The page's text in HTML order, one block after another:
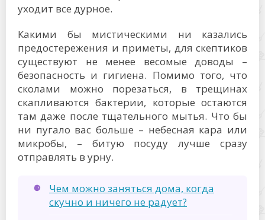
уходит все дурное.
Какими бы мистическими ни казались
предостережения и приметы, для скептиков
существуют не менее весомые доводы –
безопасность и гигиена. Помимо того, что
сколами можно порезаться, в трещинах
скапливаются бактерии, которые остаются
там даже после тщательного мытья. Что бы
ни пугало вас больше – небесная кара или
микробы, – битую посуду лучше сразу
отправлять в урну.
Чем можно заняться дома, когда
скучно и ничего не радует?